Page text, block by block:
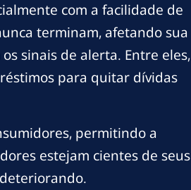
com a facilidade de
terminam, afetando sua
sinais de alerta. Entre eles,
para quitar dívidas
permitindo a
estejam cientes de seus